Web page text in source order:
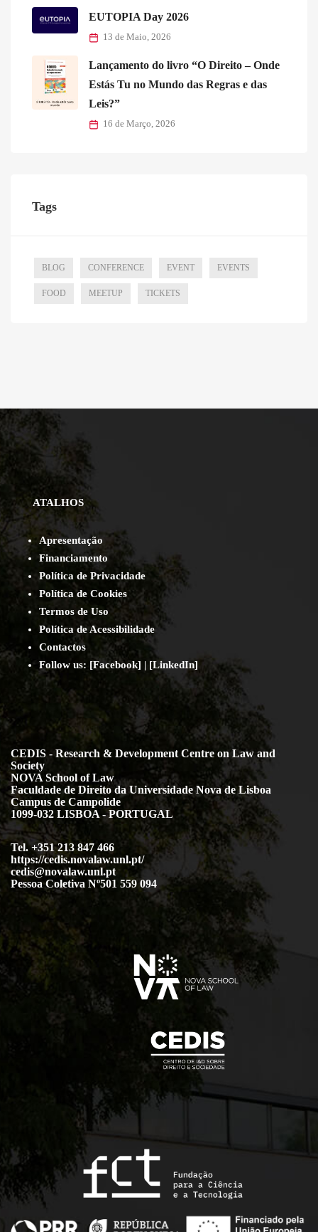
EUTOPIA Day 2026
13 de Maio, 2026
Lançamento do livro “O Direito – Onde
Estás Tu no Mundo das Regras e das
Leis?”
16 de Março, 2026
Tags
BLOG CONFERENCE EVENT EVENTS
FOOD MEETUP TICKETS
ATALHOS
Apresentação
Financiamento
Política de Privacidade
Política de Cookies
Termos de Uso
Política de Acessibilidade
Contactos
Follow us: [Facebook] | [LinkedIn]
CEDIS - Research & Development Centre on Law and
Society
NOVA School of Law
Faculdade de Direito da Universidade Nova de Lisboa
Campus de Campolide
1099-032 LISBOA - PORTUGAL
Tel. +351 213 847 466
https://cedis.novalaw.unl.pt/
cedis@novalaw.unl.pt
Pessoa Coletiva Nº501 559 094